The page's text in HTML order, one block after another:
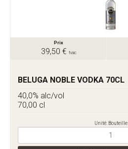
Prix
39,50 € tvac
BELUGA NOBLE VODKA 70CL
40,0% alc/vol
70,00 cl
Unité: Bouteille